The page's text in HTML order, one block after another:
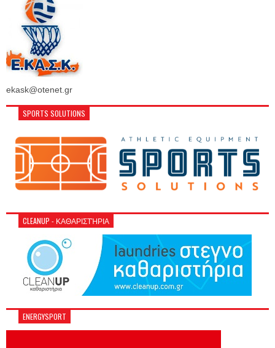
ekask@otenet.gr
SPORTS SOLUTIONS
CLEANUP - ΚΑΘΑΡΙΣΤΉΡΙΑ
ENERGYSPORT